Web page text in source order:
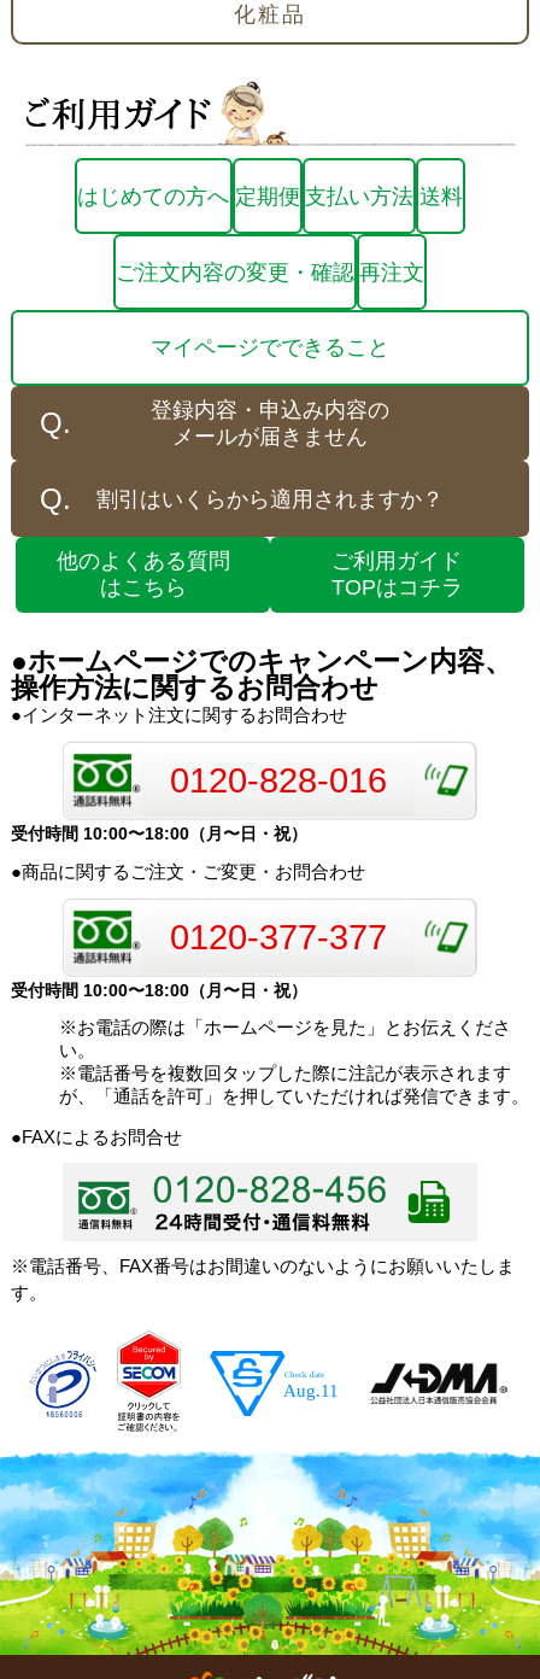
化粧品
はじめての方へ 定期便 支払い方法 送料
ご注文内容の変更・確認 再注文
マイページでできること
登録内容・申込み内容の
メールが届きません
割引はいくらから適用されますか？
他のよくある質問
はこちら
ご利用ガイド
TOPはコチラ
●ホームページでのキャンペーン内容、
操作方法に関するお問合わせ
●インターネット注文に関するお問合わせ
0120-828-016
受付時間 10:00〜18:00（月〜日・祝）
●商品に関するご注文・ご変更・お問合わせ
0120-377-377
受付時間 10:00〜18:00（月〜日・祝）
※お電話の際は「ホームページを見た」とお伝えくださ
い。
※電話番号を複数回タップした際に注記が表示されます
が、「通話を許可」を押していただければ発信できます。
●FAXによるお問合せ
※電話番号、FAX番号はお間違いのないようにお願いいたしま
す。